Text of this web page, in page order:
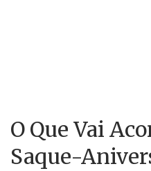
O Que Vai
Saque-